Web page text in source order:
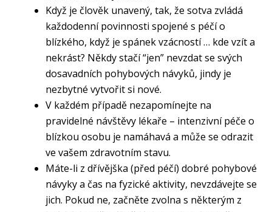
Když je člověk unavený, tak, že sotva zvládá
každodenní povinnosti spojené s péčí o
blízkého, když je spánek vzácností … kde vzít a
nekrást? Někdy stačí “jen” nevzdat se svých
dosavadních pohybových návyků, jindy je
nezbytné vytvořit si nové.
V každém případě nezapomínejte na
pravidelné návštěvy lékaře – intenzivní péče o
blízkou osobu je namáhavá a může se odrazit
ve vašem zdravotním stavu.
Máte-li z dřívějška (před péčí) dobré pohybové
návyky a čas na fyzické aktivity, nevzdávejte se
jich. Pokud ne, začněte zvolna s některým z